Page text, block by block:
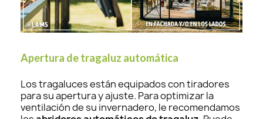
Apertura de tragaluz automática
Los tragaluces están equipados con tiradores
para su apertura y ajuste. Para optimizar la
ventilación de su invernadero, le recomendamos